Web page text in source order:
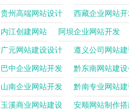
贵州高端网站设计 西藏企业网站
内江创建网站 阿坝企业网站开发
广元网站建设设计 遵义公司网站
巴中企业网站开发 黔东南网站建设
山南企业网站开发 黔南专业网站建
玉溪商业网站建设 安顺网站制作搭